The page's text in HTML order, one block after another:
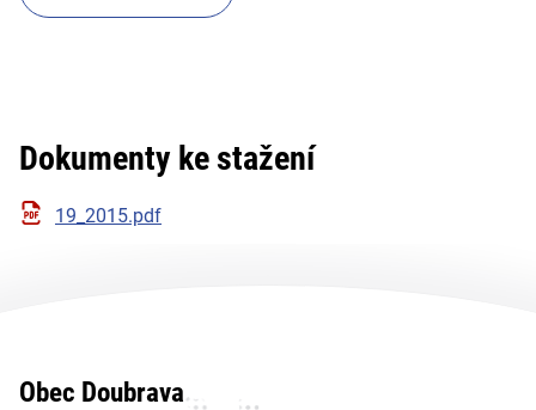
Dokumenty ke stažení
19_2015.pdf
Obec Doubrava